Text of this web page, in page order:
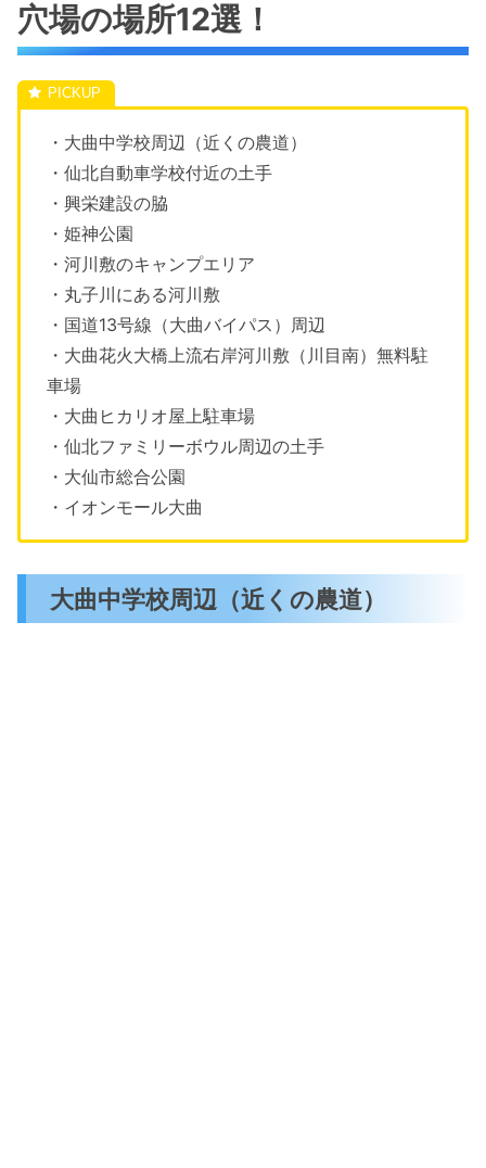
穴場の場所12選！
・大曲中学校周辺（近くの農道）
・仙北自動車学校付近の土手
・興栄建設の脇
・姫神公園
・河川敷のキャンプエリア
・丸子川にある河川敷
・国道13号線（大曲バイパス）周辺
・大曲花火大橋上流右岸河川敷（川目南）無料駐
車場
・大曲ヒカリオ屋上駐車場
・仙北ファミリーボウル周辺の土手
・大仙市総合公園
・イオンモール大曲
大曲中学校周辺（近くの農道）